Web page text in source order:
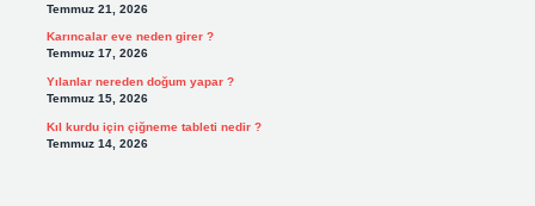
Temmuz 21, 2026
Karıncalar eve neden girer ?
Temmuz 17, 2026
Yılanlar nereden doğum yapar ?
Temmuz 15, 2026
Kıl kurdu için çiğneme tableti nedir ?
Temmuz 14, 2026